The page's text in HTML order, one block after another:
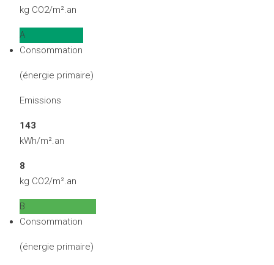
kg CO2/m².an
A
Consommation
(énergie primaire)
Emissions
143
kWh/m².an
8
kg CO2/m².an
B
Consommation
(énergie primaire)